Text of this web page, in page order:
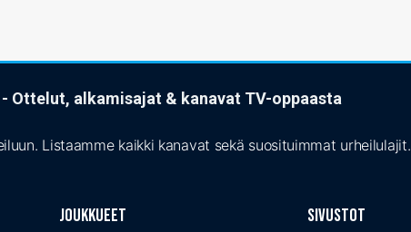
Ottelut, alkamisajat & kanavat TV-oppaasta
Listaamme kaikki kanavat sekä suosituimmat urheilulajit.
Joukkueet Sivustot